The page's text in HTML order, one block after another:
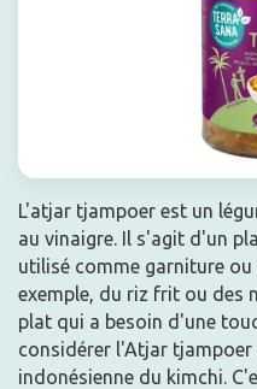
L'atjar tjampoer est un
au vinaigre. Il s'agit d'un
utilisé comme garniture
exemple, du riz frit ou des
plat qui a besoin d'une
considérer l'Atjar tjampoer
indonésienne du kimchi.